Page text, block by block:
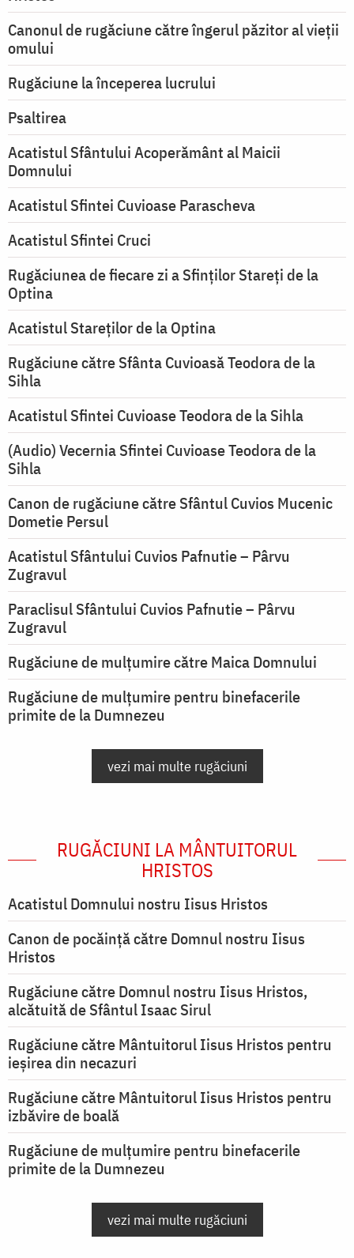
Canonul de rugăciune către îngerul păzitor al vieții
omului
Rugăciune la începerea lucrului
Psaltirea
Acatistul Sfântului Acoperământ al Maicii
Domnului
Acatistul Sfintei Cuvioase Parascheva
Acatistul Sfintei Cruci
Rugăciunea de fiecare zi a Sfinților Stareți de la
Optina
Acatistul Stareţilor de la Optina
Rugăciune către Sfânta Cuvioasă Teodora de la
Sihla
Acatistul Sfintei Cuvioase Teodora de la Sihla
(Audio) Vecernia Sfintei Cuvioase Teodora de la
Sihla
Canon de rugăciune către Sfântul Cuvios Mucenic
Dometie Persul
Acatistul Sfântului Cuvios Pafnutie – Pârvu
Zugravul
Paraclisul Sfântului Cuvios Pafnutie – Pârvu
Zugravul
Rugăciune de mulţumire către Maica Domnului
Rugăciune de mulțumire pentru binefacerile
primite de la Dumnezeu
vezi mai multe rugăciuni
RUGĂCIUNI LA MÂNTUITORUL
HRISTOS
Acatistul Domnului nostru Iisus Hristos
Canon de pocăință către Domnul nostru Iisus
Hristos
Rugăciune către Domnul nostru Iisus Hristos,
alcătuită de Sfântul Isaac Sirul
Rugăciune către Mântuitorul Iisus Hristos pentru
ieşirea din necazuri
Rugăciune către Mântuitorul Iisus Hristos pentru
izbăvire de boală
Rugăciune de mulțumire pentru binefacerile
primite de la Dumnezeu
vezi mai multe rugăciuni